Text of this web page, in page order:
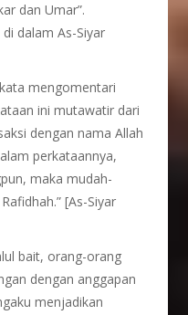
dan Umar”.
dalam As-Siyar
mengomentari
ini mutawatir dari
dengan nama Allah
perkataannya,
maka mudah-
[As-Siyar
bait, orang-orang
dengan anggapan
menjadikan